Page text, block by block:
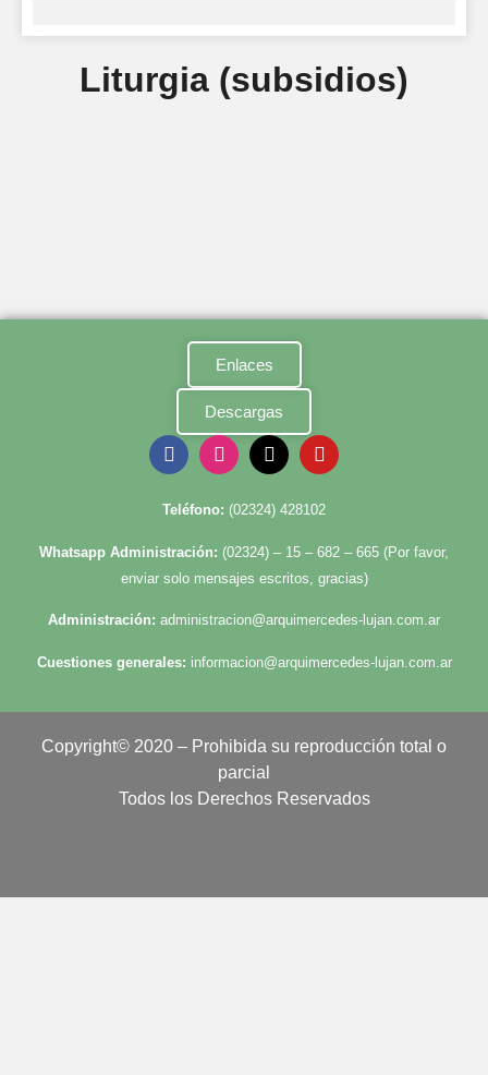
Liturgia (subsidios)
Enlaces
Descargas
Te léfono: (02324) 428102
Whatsapp Administración: (02324) – 15 – 682 – 665 (Por favor,
enviar solo mensajes escritos, gracias)
Administración: administracion@arquimercedes-lujan.com.ar
Cuestiones generales: informacion@arquimercedes-lujan.com.ar
Copyright© 2020 – Prohibida su reproducción total o
parcial
Todos los Derechos Reservados